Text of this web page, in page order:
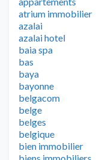
atrium immobilier
azalai
azalai hotel
baia spa
bas
baya
bayonne
belgacom
belge
belges
belgique
bien immobilier